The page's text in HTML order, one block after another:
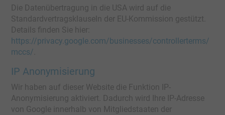
Die Datenübertragung in die USA wird auf die
Standardvertragsklauseln der EU-Kommission gestützt.
Details finden Sie hier:
https://privacy.google.com/businesses/controllerterms/
mccs/
IP Anonymisierung
Wir haben auf dieser Website die Funktion IP-
Anonymisierung aktiviert. Dadurch wird Ihre IP-Adresse
von Google innerhalb von Mitgliedstaaten der